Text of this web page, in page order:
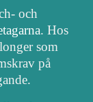
och
. Hos
som
på